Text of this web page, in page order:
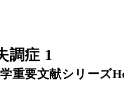
調症 1
重要文献シリーズ